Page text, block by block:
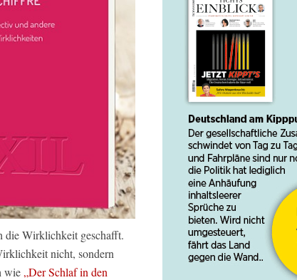
die Wirklichkeit geschafft.
nicht, sondern
wie „Der Schlaf in den